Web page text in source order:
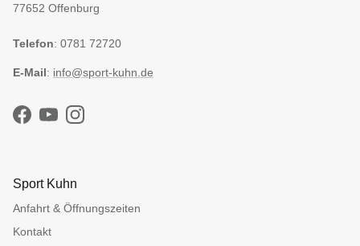
77652 Offenburg
Telefon: 0781 72720
E-Mail: info@sport-kuhn.de
Facebook
YouTubeInstagram
Sport Kuhn
Anfahrt & Öffnungszeiten
Kontakt